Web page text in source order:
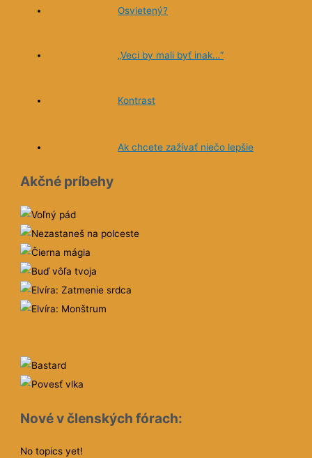
Osvietený?
„Veci by mali byť inak…“
Kontrast
Ak chcete zažívať niečo lepšie
Akčné príbehy
Nové v členských fórach:
No topics yet!